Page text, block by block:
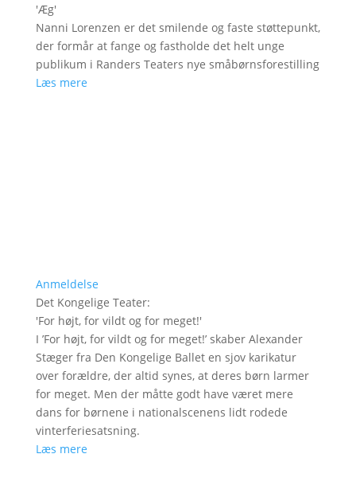
'Æg'
Nanni Lorenzen er det smilende og faste støttepunkt,
der formår at fange og fastholde det helt unge
publikum i Randers Teaters nye småbørnsforestilling
Læs mere
Anmeldelse
Det Kongelige Teater:
'For højt, for vildt og for meget!'
I ’For højt, for vildt og for meget!’ skaber Alexander
Stæger fra Den Kongelige Ballet en sjov karikatur
over forældre, der altid synes, at deres børn larmer
for meget. Men der måtte godt have været mere
dans for børnene i nationalscenens lidt rodede
vinterferiesatsning.
Læs mere